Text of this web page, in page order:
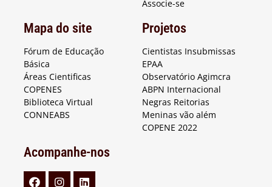
Associe-se
Mapa do site
Fórum de Educação
Básica
Áreas Cientificas
COPENES
Biblioteca Virtual
CONNEABS
Projetos
Cientistas Insubmissas
EPAA
Observatório Agimcra
ABPN Internacional
Negras Reitorias
Meninas vão além
COPENE 2022
Acompanhe-nos